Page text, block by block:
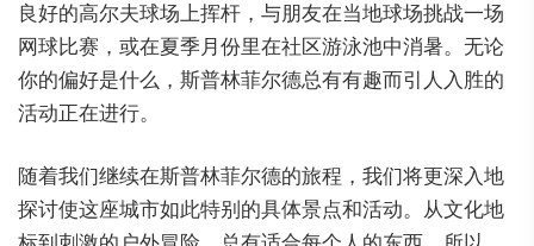
良好的高尔夫球场上挥杆，与朋友在当地球场挑战一场
网球比赛，或在夏季月份里在社区游泳池中消暑。无论
你的偏好是什么，斯普林菲尔德总有有趣而引人入胜的
活动正在进行。
随着我们继续在斯普林菲尔德的旅程，我们将更深入地
探讨使这座城市如此特别的具体景点和活动。从文化地